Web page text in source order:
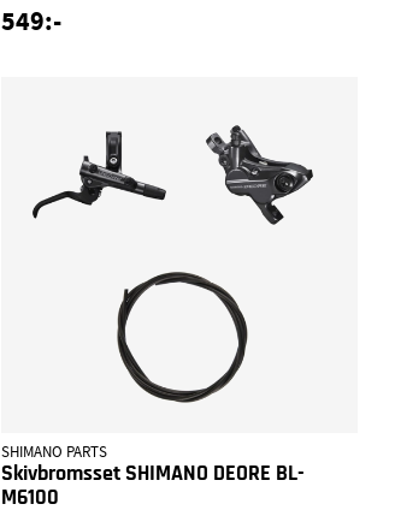
549:-
SHIMANO PARTS
Skivbromsset SHIMANO DEORE BL-
M6100